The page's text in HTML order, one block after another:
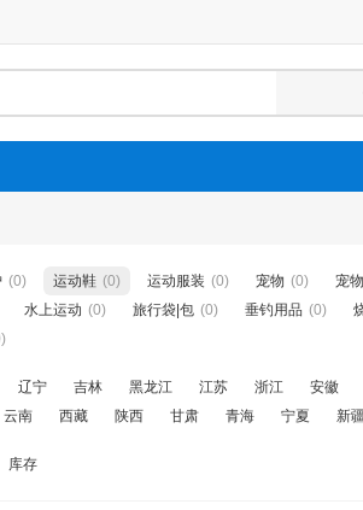
(0) 运动鞋 (0) 运动服装 (0) 宠物 (0) 宠
水上运动 (0) 旅行袋|包 (0) 垂钓用品 (0)
辽宁 吉林 黑龙江 江苏 浙江 安徽
云南 西藏 陕西 甘肃 青海 宁夏 新疆
库存